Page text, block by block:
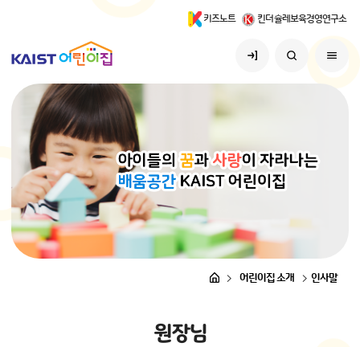
키즈노트 킨더슐레보육경영연구소
어린이집 소개 인사말
원장님